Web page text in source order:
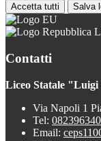
Accetta tutti Salva
Contatti
Liceo Statale "Luigi
Via Napoli 1
Tel:
Email: